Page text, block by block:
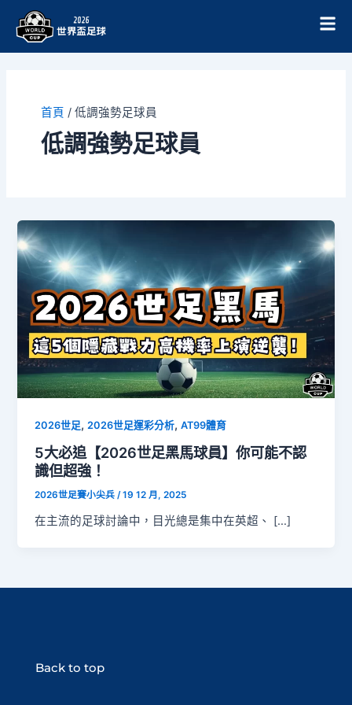
首頁 / 低調強勢足球員
低調強勢足球員
2026世足,2026世足運彩分析,AT99體育
5大必追【2026世足黑馬球員】你可能不認
識但超強！
2026世足賽小尖兵/19 12 月, 2025
在主流的足球討論中，目光總是集中在英超、 […]
Back to top